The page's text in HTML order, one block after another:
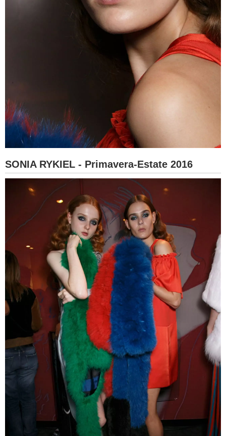
SONIA RYKIEL - Primavera-Estate 2016